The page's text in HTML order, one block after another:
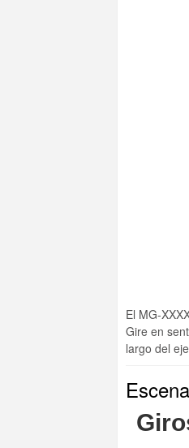
El MG-
Gire en
largo del